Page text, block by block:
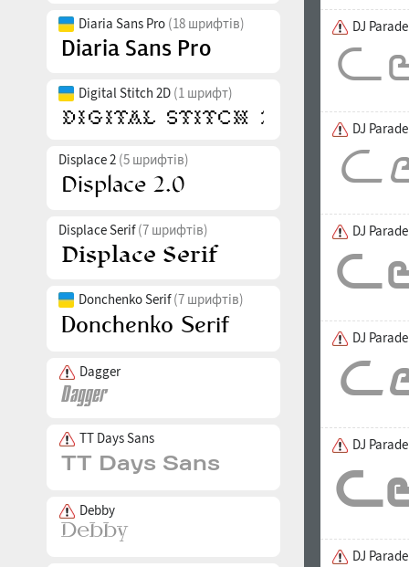
Diaria Sans Pro (18 шрифтів)
Digital Stitch 2D (1 шрифт)
Displace 2 (5 шрифтів)
Displace Serif(7 шрифтів)
Donchenko Serif(7 шрифтів)
Dagger
TT Days Sans
Debby
DJ
DJ
DJ
DJ
DJ
DJ